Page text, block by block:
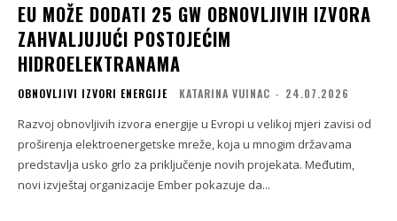
EU MOŽE DODATI 25 GW OBNOVLJIVIH IZVORA
ZAHVALJUJUĆI POSTOJEĆIM
HIDROELEKTRANAMA
OBNOVLJIVI IZVORI ENERGIJE KATARINA VUINAC - 24.07.2026
Razvoj obnovljivih izvora energije u Evropi u velikoj mjeri zavisi od
proširenja elektroenergetske mreže, koja u mnogim državama
predstavlja usko grlo za priključenje novih projekata. Međutim,
novi izvještaj organizacije Ember pokazuje da...